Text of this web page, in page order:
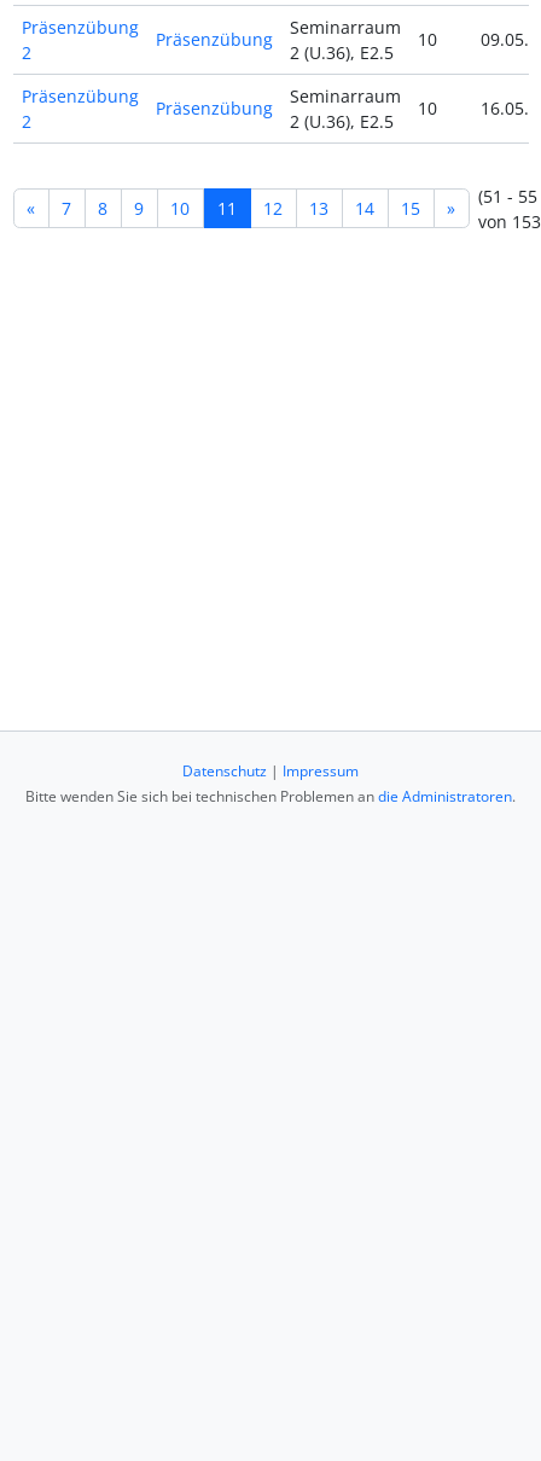
Präsenzübung
2
Präsenzübung
Seminarraum
2 (U.36), E2.5
10
Präsenzübung
2
Präsenzübung
Seminarraum
2 (U.36), E2.5
10
« 7 8 9 10 11 12 13 14 15 »
(51 - 55
von
Datenschutz | Impressum
Bitte wenden Sie sich bei technischen Problemen andie Administratoren.